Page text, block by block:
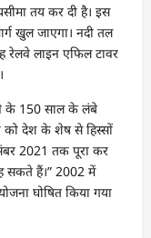
तय कर दी है। इस
खुल जाएगा। नदी तल
रेलवे लाइन एफिल टावर
के 150 साल के लंबे
को देश के शेष से हिस्सों
2021 तक पूरा कर
सकते हैं।” 2002 में
घोषित किया गया